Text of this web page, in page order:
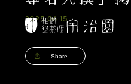
2025.06.15
Share